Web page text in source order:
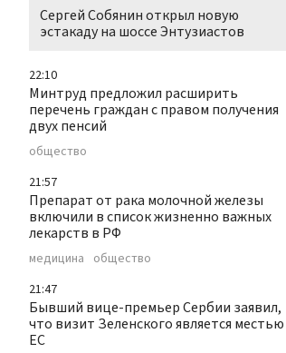
Сергей Собянин открыл новую
эстакаду на шоссе Энтузиастов
22:10
Минтруд предложил расширить
перечень граждан с правом получения
двух пенсий
общество
21:57
Препарат от рака молочной железы
включили в список жизненно важных
лекарств в РФ
медицина общество
21:47
Бывший вице-премьер Сербии заявил,
что визит Зеленского является местью
ЕС